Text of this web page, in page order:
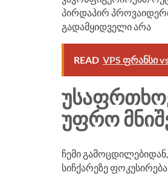
პირდაპირ
გადამყიდველი არა
READ VPS ფრანსი
ᲣᲤᲠᲝ
ჩემი
სიჩქარეზე